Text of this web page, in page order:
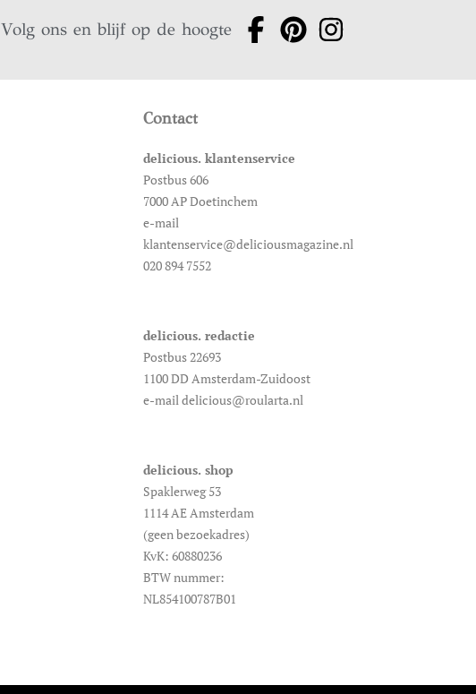
Volg ons en blijf op de hoogte
Contact
delicious. klantenservice
Postbus 606
7000 AP Doetinchem
e-mail
klantenservice@deliciousmagazine.nl
020 894 7552
delicious. redactie
Postbus 22693
1100 DD Amsterdam-Zuidoost
e-mail delicious@roularta.nl
delicious. shop
Spaklerweg 53
1114 AE Amsterdam
(geen bezoekadres)
KvK: 60880236
BTW nummer:
NL854100787B01